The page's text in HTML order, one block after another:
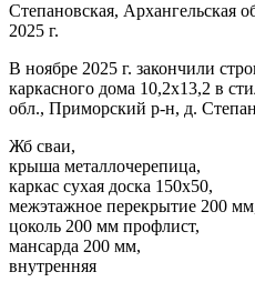
Степановская, Архангельская
2025 г.
В ноябре 2025 г. закончили
каркасного дома 10,2х13,2 в
обл., Приморский р-н, д.
Жб сваи,
крыша металлочерепица,
каркас сухая доска 150х50,
межэтажное перекрытие 200
цоколь 200 мм профлист,
мансарда 200 мм,
внутренняя